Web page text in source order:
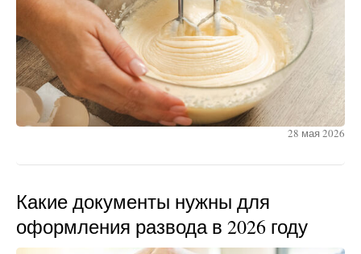
28 мая 2026
Какие документы нужны для
оформления развода в 2026 году